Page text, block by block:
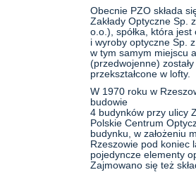
Obecnie PZO składa
Zakłady Optyczne Sp.
o.o.), spółka, która
i wyroby optyczne Sp.
w tym samym miejscu
(przedwojenne)
przekształcone w lofty.
W 1970 roku w
budowie
4 budynków przy ulicy
Polskie Centrum
budynku, w założeniu
Rzeszowie pod koniec
pojedyncze elementy
Zajmowano się też